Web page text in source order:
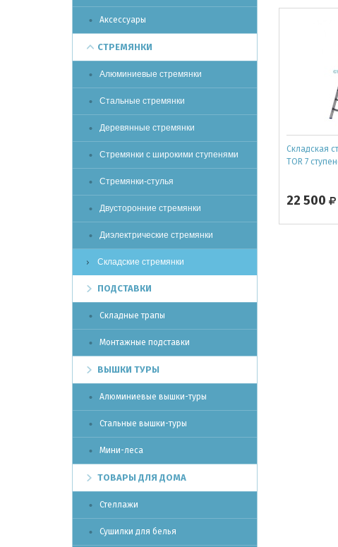
Аксессуары
СТРЕМЯНКИ
Алюминиевые стремянки
Стальные стремянки
Деревянные стремянки
Стремянки с широкими ступенями
Стремянки-стулья
Двусторонние стремянки
Диэлектрические стремянки
Складские стремянки
ПОДСТАВКИ
Складные трапы
Монтажные подставки
ВЫШКИ ТУРЫ
Алюминиевые вышки-туры
Стальные вышки-туры
Мини-леса
ТОВАРЫ ДЛЯ ДОМА
Стеллажи
Сушилки для белья
Складская
TOR 7
22 500